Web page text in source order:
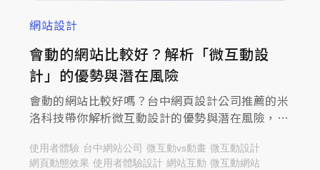
網站設計
會動的網站比較好？解析「微互動設
計」的優勢與潛在風險
會動的網站比較好嗎？台中網頁設計公司推薦的米
洛科技帶你解析微互動設計的優勢與潛在風險，閱
使用者體驗 台中網站公司 微互動vs動畫 微互動設計
網頁動態效果 使用者體驗設計 網站互動 微互動網站